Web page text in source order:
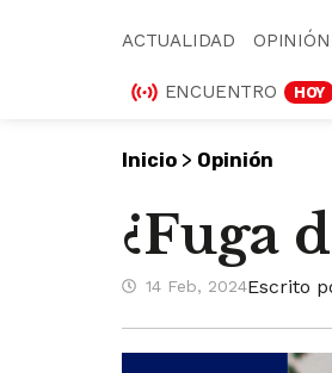
ACTUALIDAD OPINIÓN
ENCUENTRO HOY
Inicio > Opinión
¿Fuga
14 Feb, 2024Escrito